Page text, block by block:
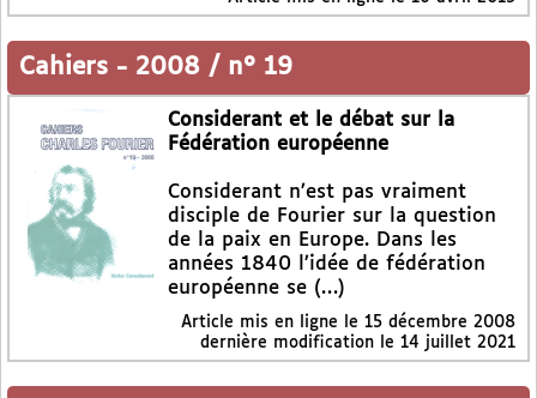
Cahiers - 2008 / n° 19
Considerant et le débat sur la
Fédération européenne
Considerant n’est pas vraiment
disciple de Fourier sur la question
de la paix en Europe. Dans les
années 1840 l’idée de fédération
européenne se (…)
Article mis en ligne le 15 décembre 2008
dernière modification le 14 juillet 2021